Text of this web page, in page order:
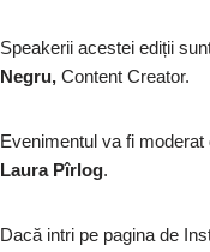
Speakerii acestei ediții
Negru, Content Creator.
Evenimentul va fi
Laura Pîrlog.
Dacă intri pe pagina de